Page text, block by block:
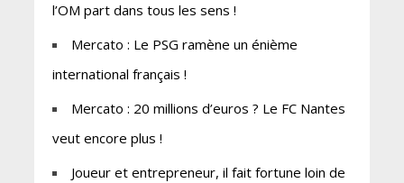
l’OM part dans tous les sens !
Mercato : Le PSG ramène un énième
international français !
Mercato : 20 millions d’euros ? Le FC Nantes
veut encore plus !
Joueur et entrepreneur, il fait fortune loin de